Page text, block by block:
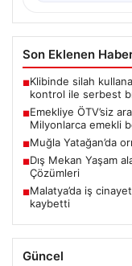
Son Eklenen
■Klibinde silah
kontrol ile serbest
■Emekliye ÖTV’siz
Milyonlarca emekli
■Muğla Yatağan’da
■Dış Mekan Yaşam
Çözümleri
■Malatya’da iş
kaybetti
Güncel